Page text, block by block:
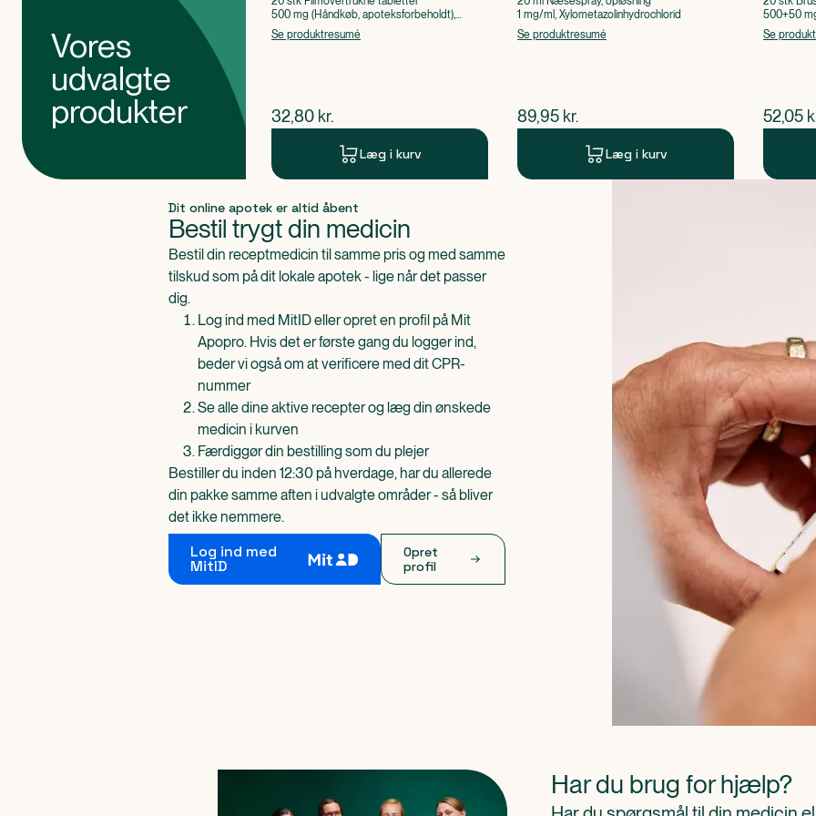
Vores
udvalgte
produkter
500 mg (Håndkøb, apoteksforbeholdt),
Paracetamol
Se produktresumé
$nuværende pris
32,80 kr.
Læg i kurv
1 mg/ml, Xylometazolinhydrochlorid
Se produktresumé
$nuværende pris
89,95 kr.
Læg i kurv
500+50
Se
$
52,05
Dit online apotek er altid åbent
Bestil trygt din medicin
Bestil din receptmedicin til samme pris og med samme
tilskud som på dit lokale apotek - lige når det passer
dig.
Log ind med MitID eller opret en profil på Mit
Apopro. Hvis det er første gang du logger ind,
beder vi også om at verificere med dit CPR-
nummer
Se alle dine aktive recepter og læg din ønskede
medicin i kurven
Færdiggør din bestilling som du plejer
Bestiller du inden 12:30 på hverdage, har du allerede
din pakke samme aften i udvalgte områder - så bliver
det ikke nemmere.
Log ind med
MitID
Opret
profil
Har du brug for hjælp?